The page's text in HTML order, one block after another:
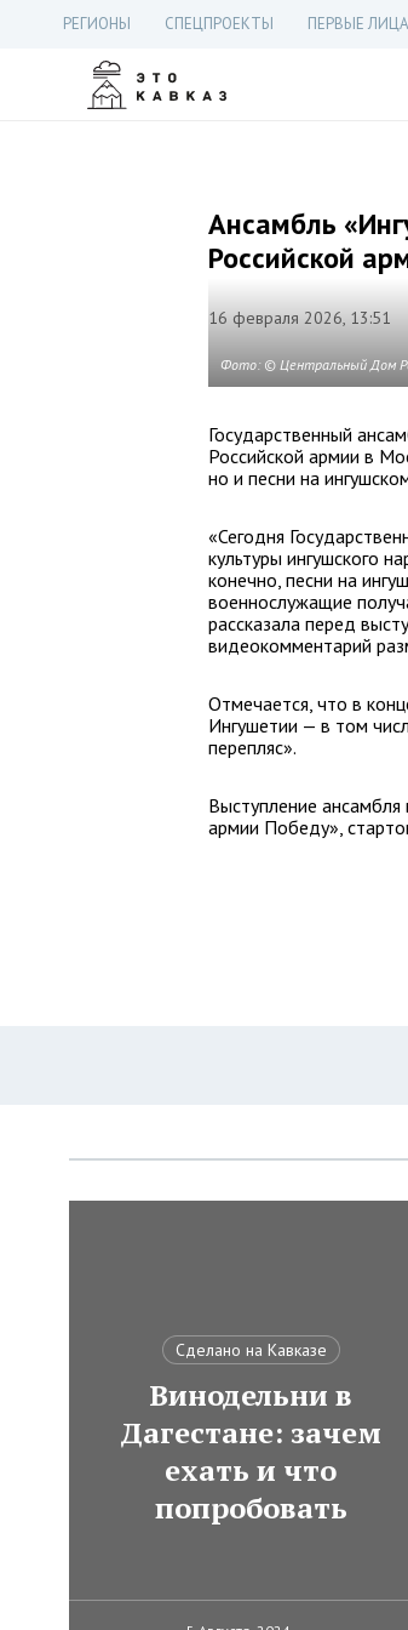
РЕГИОНЫ СПЕЦПРОЕКТЫ ПЕРВЫЕ ЛИЦА
Ансамбль
Российской
16 февраля 2026, 13:51
Фото: © Центральный Дом
Государственный
Российской армии в
но и песни на
«Сегодня
культуры ингушского
конечно, песни на
военнослужащие
рассказала перед
видеокомментарий
Отмечается, что в
Ингушетии — в том
перепляс».
Выступление
армии Победу»,
Сделано на Кавказе
Винодельни в
Дагестане: зачем
ехать и что
попробовать